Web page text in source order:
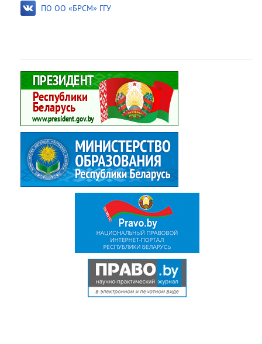
ПО ОО «БРСМ» ГГУ